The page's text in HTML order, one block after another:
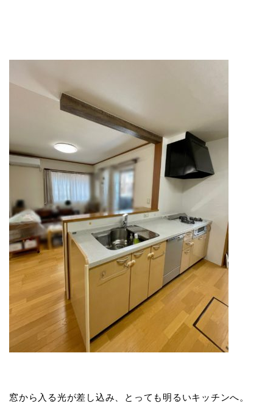
窓から入る光が差し込み、とっても明るいキッチンへ。